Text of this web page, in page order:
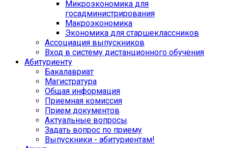
Микроэкономика для
госадминистрирования
Макроэкономика
Экономика для старшеклассников
Ассоциация выпускников
Вход в систему дистанционного обучения
Абитуриенту
Бакалавриат
Магистратура
Общая информация
Приемная комиссия
Прием документов
Актуальные вопросы
Задать вопрос по приему
Выпускники - абитуриентам!